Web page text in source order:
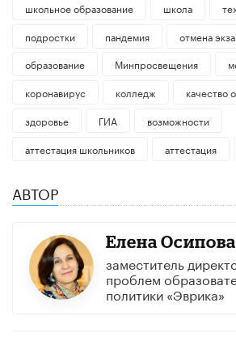
школьное образование
школа
подростки
пандемия отмена
образование
Минпросвещения
коронавирус
колледж
качество
здоровье
ГИА
возможности
аттестация школьников
аттестация
АВТОР
Елена Осипова
заместитель
проблем
политики «Эврика»